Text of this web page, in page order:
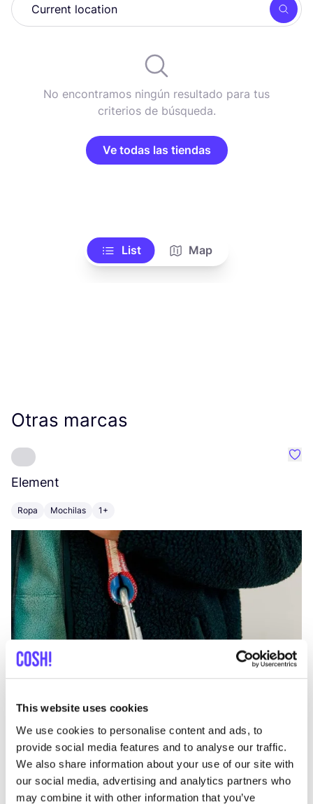
This website uses cookies
We use cookies to personalise content and ads, to
provide social media features and to analyse our traffic.
We also share information about your use of our site with
our social media, advertising and analytics partners who
may combine it with other information that you’ve
No encontramos ningún resultado para tus
criterios de búsqueda.
Ve todas las tiendas
List Map
Otras marcas
Element
Ropa Mochilas 1+